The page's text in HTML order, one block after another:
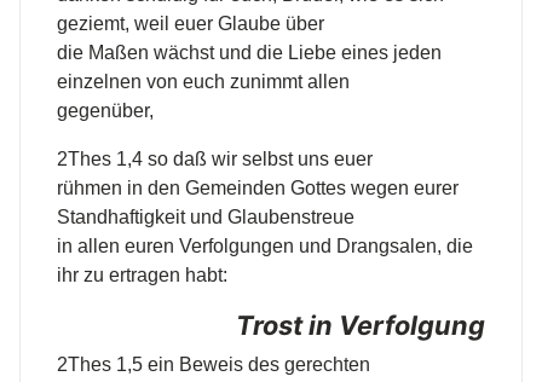
geziemt, weil euer Glaube über
die Maßen wächst und die Liebe eines jeden
einzelnen von euch zunimmt allen
gegenüber,
2Thes 1,4 so daß wir selbst uns euer
rühmen in den Gemeinden Gottes wegen eurer
Standhaftigkeit und Glaubenstreue
in allen euren Verfolgungen und Drangsalen, die
ihr zu ertragen habt:
Trost in Verfolgung
2Thes 1,5 ein Beweis des gerechten